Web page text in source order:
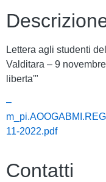
Lettera agli studenti
Valditara – 9
liberta'"
–
11-2022.pdf
Contatti